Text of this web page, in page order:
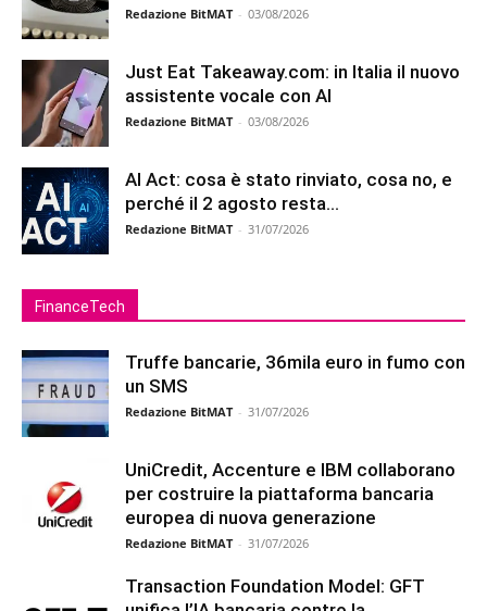
Redazione BitMAT - 03/08/2026
Just Eat Takeaway.com: in Italia il nuovo
assistente vocale con AI
Redazione BitMAT - 03/08/2026
AI Act: cosa è stato rinviato, cosa no, e
perché il 2 agosto resta...
Redazione BitMAT - 31/07/2026
FinanceTech
Truffe bancarie, 36mila euro in fumo con
un SMS
Redazione BitMAT - 31/07/2026
UniCredit, Accenture e IBM collaborano
per costruire la piattaforma bancaria
europea di nuova generazione
Redazione BitMAT - 31/07/2026
Transaction Foundation Model: GFT